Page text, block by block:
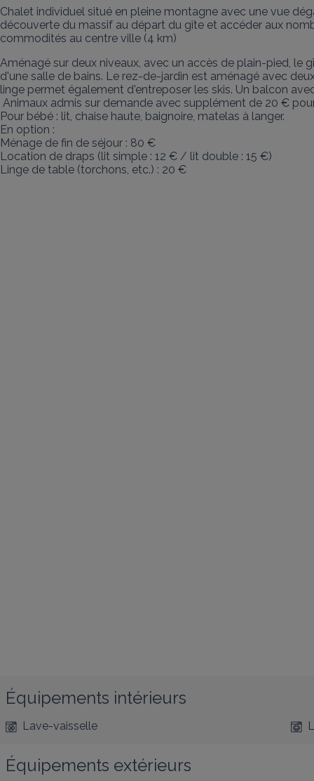
Chalet individuel situé en pleine montagne avec une vue
découverte du massif au départ du gîte et accéder aux
commodités au centre ville (4 km)
Aménagé sur deux niveaux, avec un accès de plain-pied, le
d'une salle de bains. Le rez-de-jardin est aménagé avec
linge permet également d'entreposer les skis. Un balcon
Pour bébé : lit, chaise haute, baignoire, matelas à langer.
En option :
Ménage de fin de séjour : 80 €
Location de draps (lit simple : 12 € / lit double : 15 €)
Linge de table (torchons, etc.) : 20 €
Équipements intérieurs
Lave-vaisselle
Équipements extérieurs